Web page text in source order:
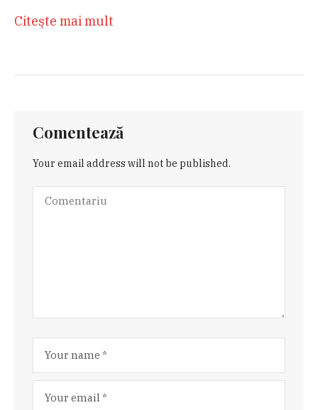
Citeşte mai mult
Comentează
Your email address will not be published.